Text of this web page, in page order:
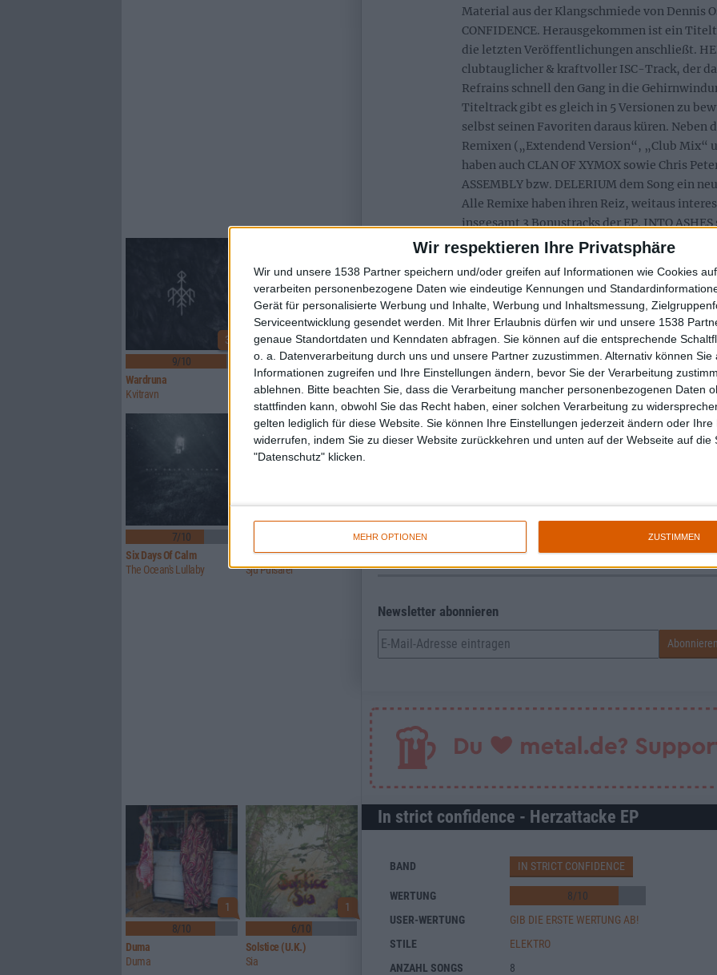
Wir respektieren Ihre Privatsphäre
Wir und unsere 1538 Partner speichern und/oder greifen auf Informationen wie Cookies
verarbeiten personenbezogene Daten wie eindeutige Kennungen und
Gerät für personalisierte Werbung und Inhalte, Werbung und Inhaltsmessung,
Serviceentwicklung gesendet werden.
Mit Ihrer Erlaubnis dürfen wir und unsere 1538
genaue Standortdaten und Kenndaten abfragen. Sie können auf die entsprechende
o. a. Datenverarbeitung durch uns und unsere Partner zuzustimmen. Alternativ können Sie
Informationen zugreifen und Ihre Einstellungen ändern, bevor Sie der Verarbeitung
ablehnen.
Bitte beachten Sie, dass die Verarbeitung mancher personenbezogenen Daten
stattfinden kann, obwohl Sie das Recht haben, einer solchen Verarbeitung zu
gelten lediglich für diese Website. Sie können Ihre Einstellungen jederzeit ändern oder Ihre
widerrufen, indem Sie zu dieser Website zurückkehren und unten auf der Webseite auf die
"Datenschutz" klicken.
MEHR OPTIONEN ZUSTIMMEN
Material aus der Klangschmiede von Dennis
CONFIDENCE. Herausgekommen ist ein
die letzten Veröffentlichungen anschließt.
clubtauglicher & kraftvoller ISC-Track, der
Refrains schnell den Gang in die
Titeltrack gibt es gleich in 5 Versionen zu
selbst seinen Favoriten daraus küren. Neben
Remixen („Extendend Version“, „Club Mix“
haben auch CLAN OF XYMOX sowie Chris
ASSEMBLY bzw. DELERIUM dem Song ein
Alle Remixe haben ihren Reiz, weitaus
insgesamt 3 Bonustracks der EP. INTO
EMBRACE zeigen dabei die düstere Seite von
Titeltrack in nichts nach. Auch das fast 7-
KALEIDOSKOP weiss zu gefallen und macht
runden Sache. Fazit: HERZATTACKE ist ein
Appetithappen auf das im Juni erscheinende
Namen MISTRUST THE ANGELS tragen wird.
Zur Startseite
Newsletter abonnieren
In strict confidence - Herzattacke EP
BAND IN STRICT CONFIDENCE
WERTUNG 8/10
USER-WERTUNG
GIB DIE ERSTE WERTUNG AB!
STILE
ELEKTRO
ANZAHL SONGS
8
3
9/10
Wardruna
Kvitravn
7/10
A Stick And A Stone
Versatile
7/10
Six Days Of Calm
The Ocean's Lullaby
Mitochondrial Sun
Sju Pulsarer
1
8/10
Duma
Duma
1
6/10
Solstice (U.K.)
Sia